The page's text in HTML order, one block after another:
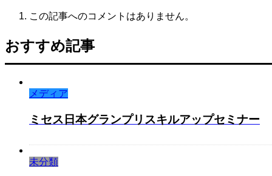
この記事へのコメントはありません。
おすすめ記事
メディア
ミセス日本グランプリスキルアップセミナー
未分類